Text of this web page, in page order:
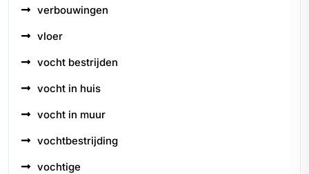
verbouwingen
vloer
vocht bestrijden
vocht in huis
vocht in muur
vochtbestrijding
vochtige